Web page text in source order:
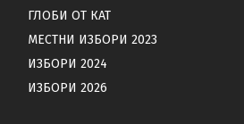
ГЛОБИ ОТ КАТ
МЕСТНИ ИЗБОРИ 2023
ИЗБОРИ 2024
ИЗБОРИ 2026